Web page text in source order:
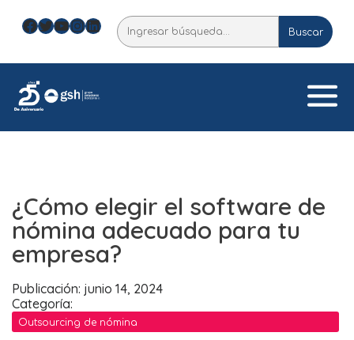
Facebook
Twitter
YouTube
Instagram
LinkedIn
Buscar
Buscar
¿Cómo elegir el software de
nómina adecuado para tu
empresa?
Publicación: junio 14, 2024
Categoría:
Outsourcing de nómina